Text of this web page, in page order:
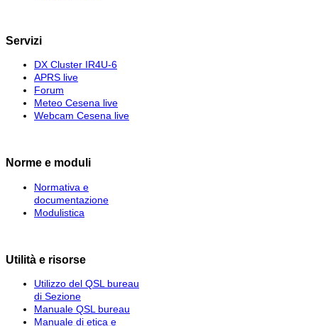
Servizi
DX Cluster IR4U-6
APRS live
Forum
Meteo Cesena live
Webcam Cesena live
Norme e moduli
Normativa e
documentazione
Modulistica
Utilità e risorse
Utilizzo del QSL bureau
di Sezione
Manuale QSL bureau
Manuale di etica e